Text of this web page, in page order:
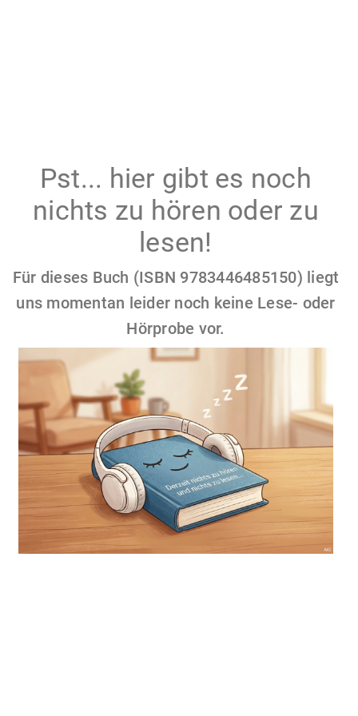
Pst... hier gibt es noch
nichts zu hören oder zu
lesen!
Für dieses Buch (ISBN 9783446485150) liegt
uns momentan leider noch keine Lese- oder
Hörprobe vor.